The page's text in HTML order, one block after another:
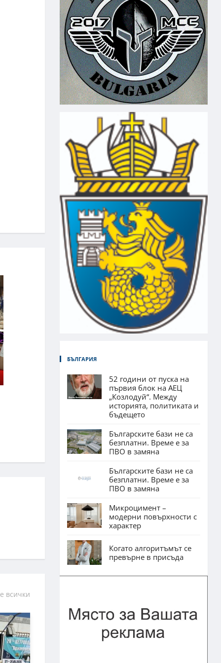
всички
БЪЛГАРИЯ
52 години от пуска на
първия блок на АЕЦ
„Козлодуй“. Между
историята, политиката и
бъдещето
Българските бази не са
безплатни. Време е за
ПВО в замяна
Българските бази не са
безплатни. Време е за
ПВО в замяна
Микроцимент –
модерни повърхности с
характер
Когато алгоритъмът се
превърне в присъда